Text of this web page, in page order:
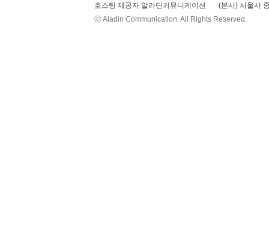
호스팅 제공자 알라딘커뮤니케이션
(본사) 서울시
ⓒ Aladin Communication. All Rights Reserved.